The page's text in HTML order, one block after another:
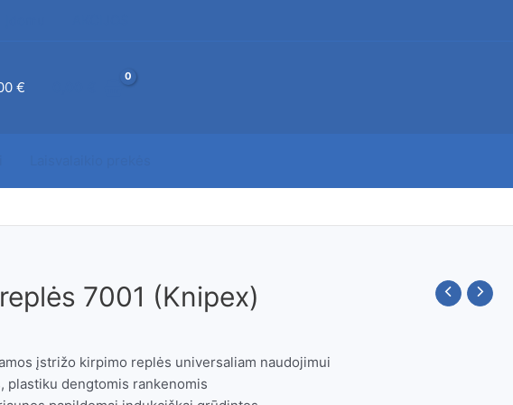
€
7001 (Knipex)
įstrižo kirpimo replės universaliam naudojimui
plastiku dengtomis rankenomis